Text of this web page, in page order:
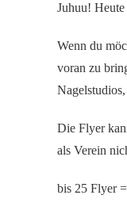
Juhuu!
Wenn du
voran zu
Die Flyer
als Verein
bis 25 Flyer